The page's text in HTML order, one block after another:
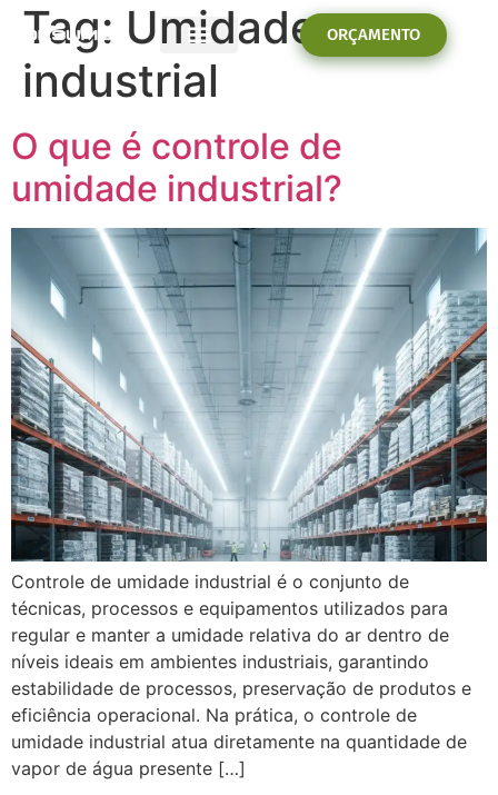
ORÇAMENTO
Tag: Umidade
industrial
O que é controle de
umidade industrial?
Controle de umidade industrial é o conjunto de
técnicas, processos e equipamentos utilizados para
regular e manter a umidade relativa do ar dentro de
níveis ideais em ambientes industriais, garantindo
estabilidade de processos, preservação de produtos e
eficiência operacional. Na prática, o controle de
umidade industrial atua diretamente na quantidade de
vapor de água presente […]